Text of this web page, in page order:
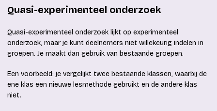
Quasi-experimenteel onderzoek
Quasi-experimenteel onderzoek lijkt op experimenteel
onderzoek, maar je kunt deelnemers niet willekeurig indelen in
groepen. Je maakt dan gebruik van bestaande groepen.
Een voorbeeld: je vergelijkt twee bestaande klassen, waarbij de
ene klas een nieuwe lesmethode gebruikt en de andere klas
niet.